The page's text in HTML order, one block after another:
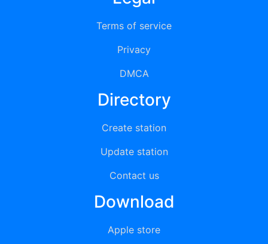
Terms of service
Privacy
DMCA
Directory
Create station
Update station
Contact us
Download
Apple store